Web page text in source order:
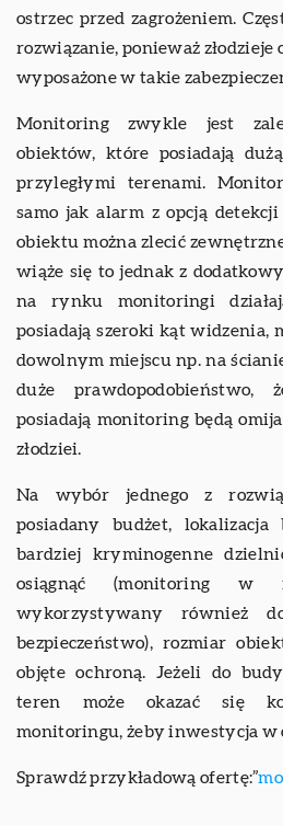
ostrzec przed zagrożeniem.
rozwiązanie, ponieważ
wyposażone w takie
Monitoring zwykle jest
obiektów, które posiadają
przyległymi terenami.
samo jak alarm z opcją
obiektu można zlecić
wiąże się to jednak z
na rynku monitoringi
posiadają szeroki kąt widzenia,
dowolnym miejscu np. na
duże
posiadają monitoring będą
złodziei.
Na wybór jednego z
posiadany budżet,
bardziej kryminogenne
osiągnąć (monitoring w
wykorzystywany również
bezpieczeństwo), rozmiar
objęte ochroną. Jeżeli do
teren może okazać się
monitoringu, żeby inwestycja w
Sprawdź przykładową ofertę:”